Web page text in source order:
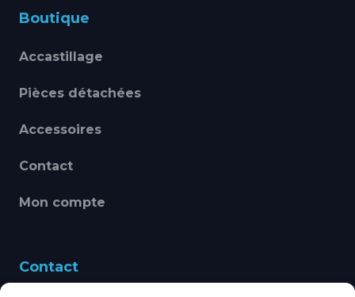
Boutique
Accastillage
Pièces détachées
Accessoires
Contact
Mon compte
Contact